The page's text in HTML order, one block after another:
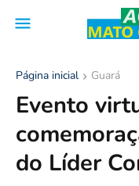
Página inicial Guará
Evento
do Líder